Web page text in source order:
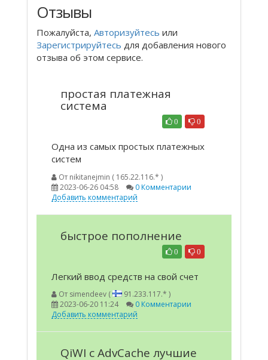
Отзывы
Пожалуйста, Авторизуйтесь или
Зарегистрируйтесь для добавления нового
отзыва об этом сервисе.
простая платежная
система
0
0
Одна из самых простых платежных
систем
От nikitanejmin ( 165.22.116.* )
2023-06-26 04:58
0 Комментарии
Добавить комментарий
быстрое пополнение
0
0
Легкий ввод средств на свой счет
От simendeev (
91.233.117.* )
2023-06-20 11:24
0 Комментарии
Добавить комментарий
QiWI c AdvCache лучшие